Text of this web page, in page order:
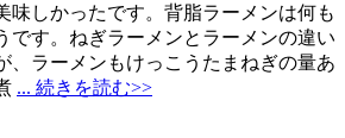
味しかったです。背脂ラーメンは何も
です。ねぎラーメンとラーメンの違い
、ラーメンもけっこうたまねぎの量あ
... 続きを読む>>